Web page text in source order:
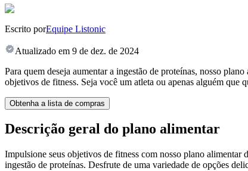
Escrito porEquipe Listonic
Atualizado em 9 de dez. de 2024
Para quem deseja aumentar a ingestão de proteínas, nosso
objetivos de fitness. Seja você um atleta ou apenas alguém que
Obtenha a lista de compras
Descrição geral do plano alimentar
Impulsione seus objetivos de fitness com nosso plano alimentar
ingestão de proteínas. Desfrute de uma variedade de opções